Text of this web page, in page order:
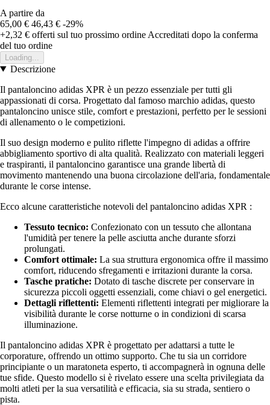
A partire da
65,00 € 46,43 € -29%
+2,32 € offerti sul tuo prossimo ordine Accreditati dopo la conferma
del tuo ordine
Loading...
Descrizione
Il pantaloncino adidas XPR è un pezzo essenziale per tutti gli
appassionati di corsa. Progettato dal famoso marchio adidas, questo
pantaloncino unisce stile, comfort e prestazioni, perfetto per le sessioni
di allenamento o le competizioni.
Il suo design moderno e pulito riflette l'impegno di adidas a offrire
abbigliamento sportivo di alta qualità. Realizzato con materiali leggeri
e traspiranti, il pantaloncino garantisce una grande libertà di
movimento mantenendo una buona circolazione dell'aria, fondamentale
durante le corse intense.
Ecco alcune caratteristiche notevoli del pantaloncino adidas XPR :
Tessuto tecnico: Confezionato con un tessuto che allontana
l'umidità per tenere la pelle asciutta anche durante sforzi
prolungati.
Comfort ottimale: La sua struttura ergonomica offre il massimo
comfort, riducendo sfregamenti e irritazioni durante la corsa.
Tasche pratiche: Dotato di tasche discrete per conservare in
sicurezza piccoli oggetti essenziali, come chiavi o gel energetici.
Dettagli riflettenti: Elementi riflettenti integrati per migliorare la
visibilità durante le corse notturne o in condizioni di scarsa
illuminazione.
Il pantaloncino adidas XPR è progettato per adattarsi a tutte le
corporature, offrendo un ottimo supporto. Che tu sia un corridore
principiante o un maratoneta esperto, ti accompagnerà in ognuna delle
tue sfide. Questo modello si è rivelato essere una scelta privilegiata da
molti atleti per la sua versatilità e efficacia, sia su strada, sentiero o
pista.